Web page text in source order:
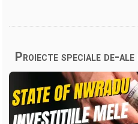
Proiecte speciale de-ale